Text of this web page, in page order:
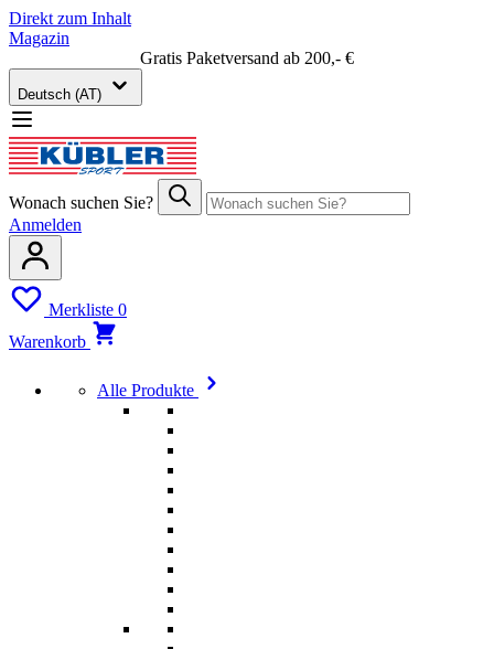
Direkt zum Inhalt
Magazin
Gratis Paketversand ab 200,- €
Deutsch (AT)
Wonach suchen Sie?
Anmelden
Merkliste 0
Warenkorb
Alle Produkte